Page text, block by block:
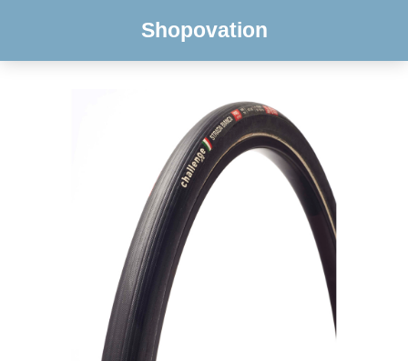
Shopovation